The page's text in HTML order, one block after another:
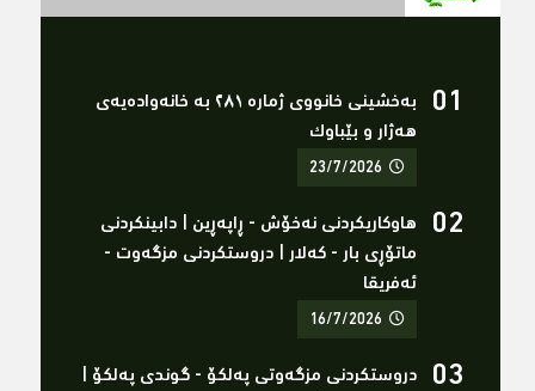
بەخشینی خانووی ژمارە ٢٨١ بە خانەوادەیەی
هەژار و بێباوک
23/7/2026
هاوکاریکردنى نەخۆش - ڕاپەڕین | دابینکردنی
ماتۆڕی بار - کەلار | دروستکردنی مزگەوت -
ئەفریقا
16/7/2026
دروستکردنی مزگەوتی پەلکۆ - گوندی پەلکۆ |